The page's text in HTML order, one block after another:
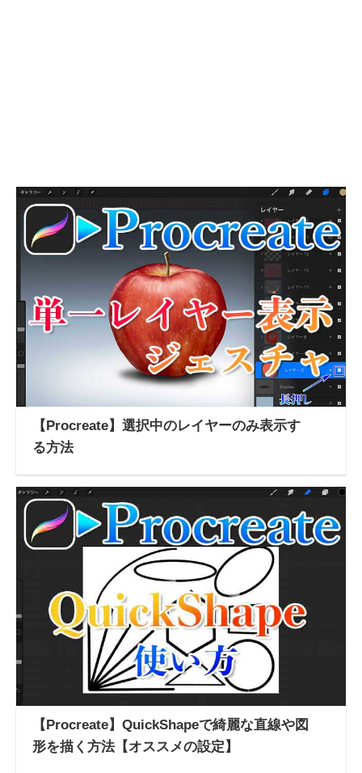
【Procreate】選択中のレイヤーのみ表示す
る方法
【Procreate】QuickShapeで綺麗な直線や図
形を描く方法【オススメの設定】